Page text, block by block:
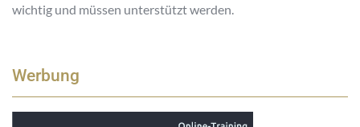
wichtig und müssen unterstützt werden.
Werbung